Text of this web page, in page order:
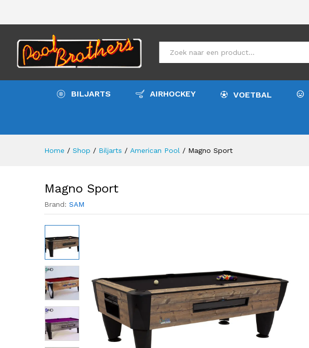
BILJARTS AIRHOCKEY VOETBAL
Home / Shop / Biljarts / American Pool / Magno Sport
Magno Sport
Brand: SAM